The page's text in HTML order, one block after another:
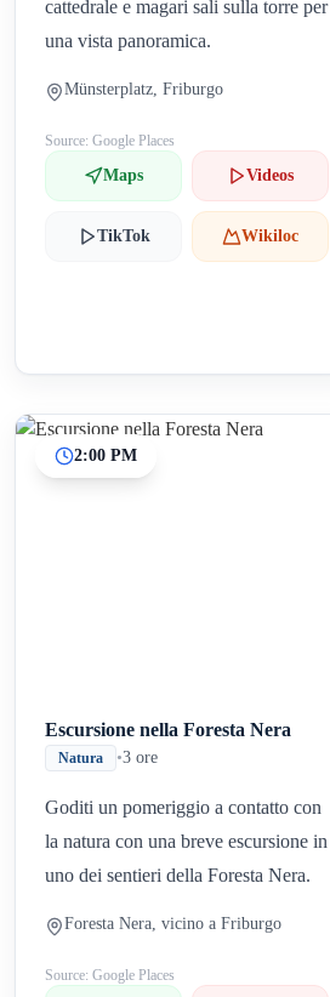
cattedrale e magari sali sulla torre per
una vista panoramica.
Münsterplatz, Friburgo
Source: Google Places
Maps Videos
TikTok Wikiloc
2:00 PM
Escursione nella Foresta Nera
Natura •3 ore
Goditi un pomeriggio a contatto con
la natura con una breve escursione in
uno dei sentieri della Foresta Nera.
Foresta Nera, vicino a Friburgo
Source: Google Places